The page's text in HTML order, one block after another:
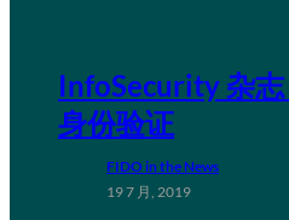
InfoSecurity 杂
身份验证
FIDO in the News
19 7 月, 2019